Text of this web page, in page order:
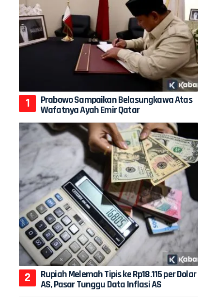
Prabowo Sampaikan Belasungkawa Atas
Wafatnya Ayah Emir Qatar
Rupiah Melemah Tipis ke Rp18.115 per Dolar
AS, Pasar Tunggu Data Inflasi AS